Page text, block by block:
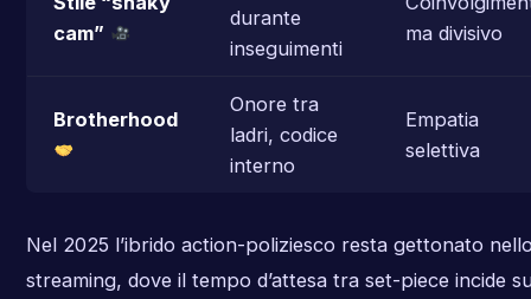
cam”
durante
inseguimenti
ma divisivo
Brotherhood
Onore tra
ladri, codice
interno
Empatia
selettiva
Nel 2025 l’ibrido action-poliziesco resta gettonato
streaming, dove il tempo d’attesa tra set-piece incide